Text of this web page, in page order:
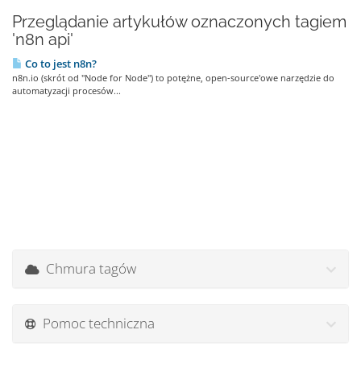
Przeglądanie artykułów oznaczonych tagiem
'n8n api'
Co to jest n8n?
n8n.io (skrót od "Node for Node") to potężne, open-source'owe narzędzie do
automatyzacji procesów...
Chmura tagów
Pomoc techniczna